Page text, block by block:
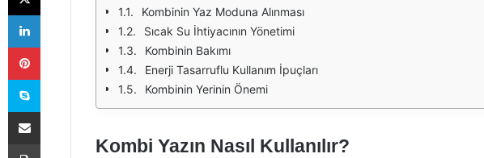
Kombinin Yaz Moduna Alınması
Sıcak Su İhtiyacının Yönetimi
Kombinin Bakımı
Enerji Tasarruflu Kullanım İpuçları
Kombinin Yerinin Önemi
Kombi Yazın Nasıl Kullanılır?
LinkedIn
Pinterest
Skype
E-Posta ile paylaş